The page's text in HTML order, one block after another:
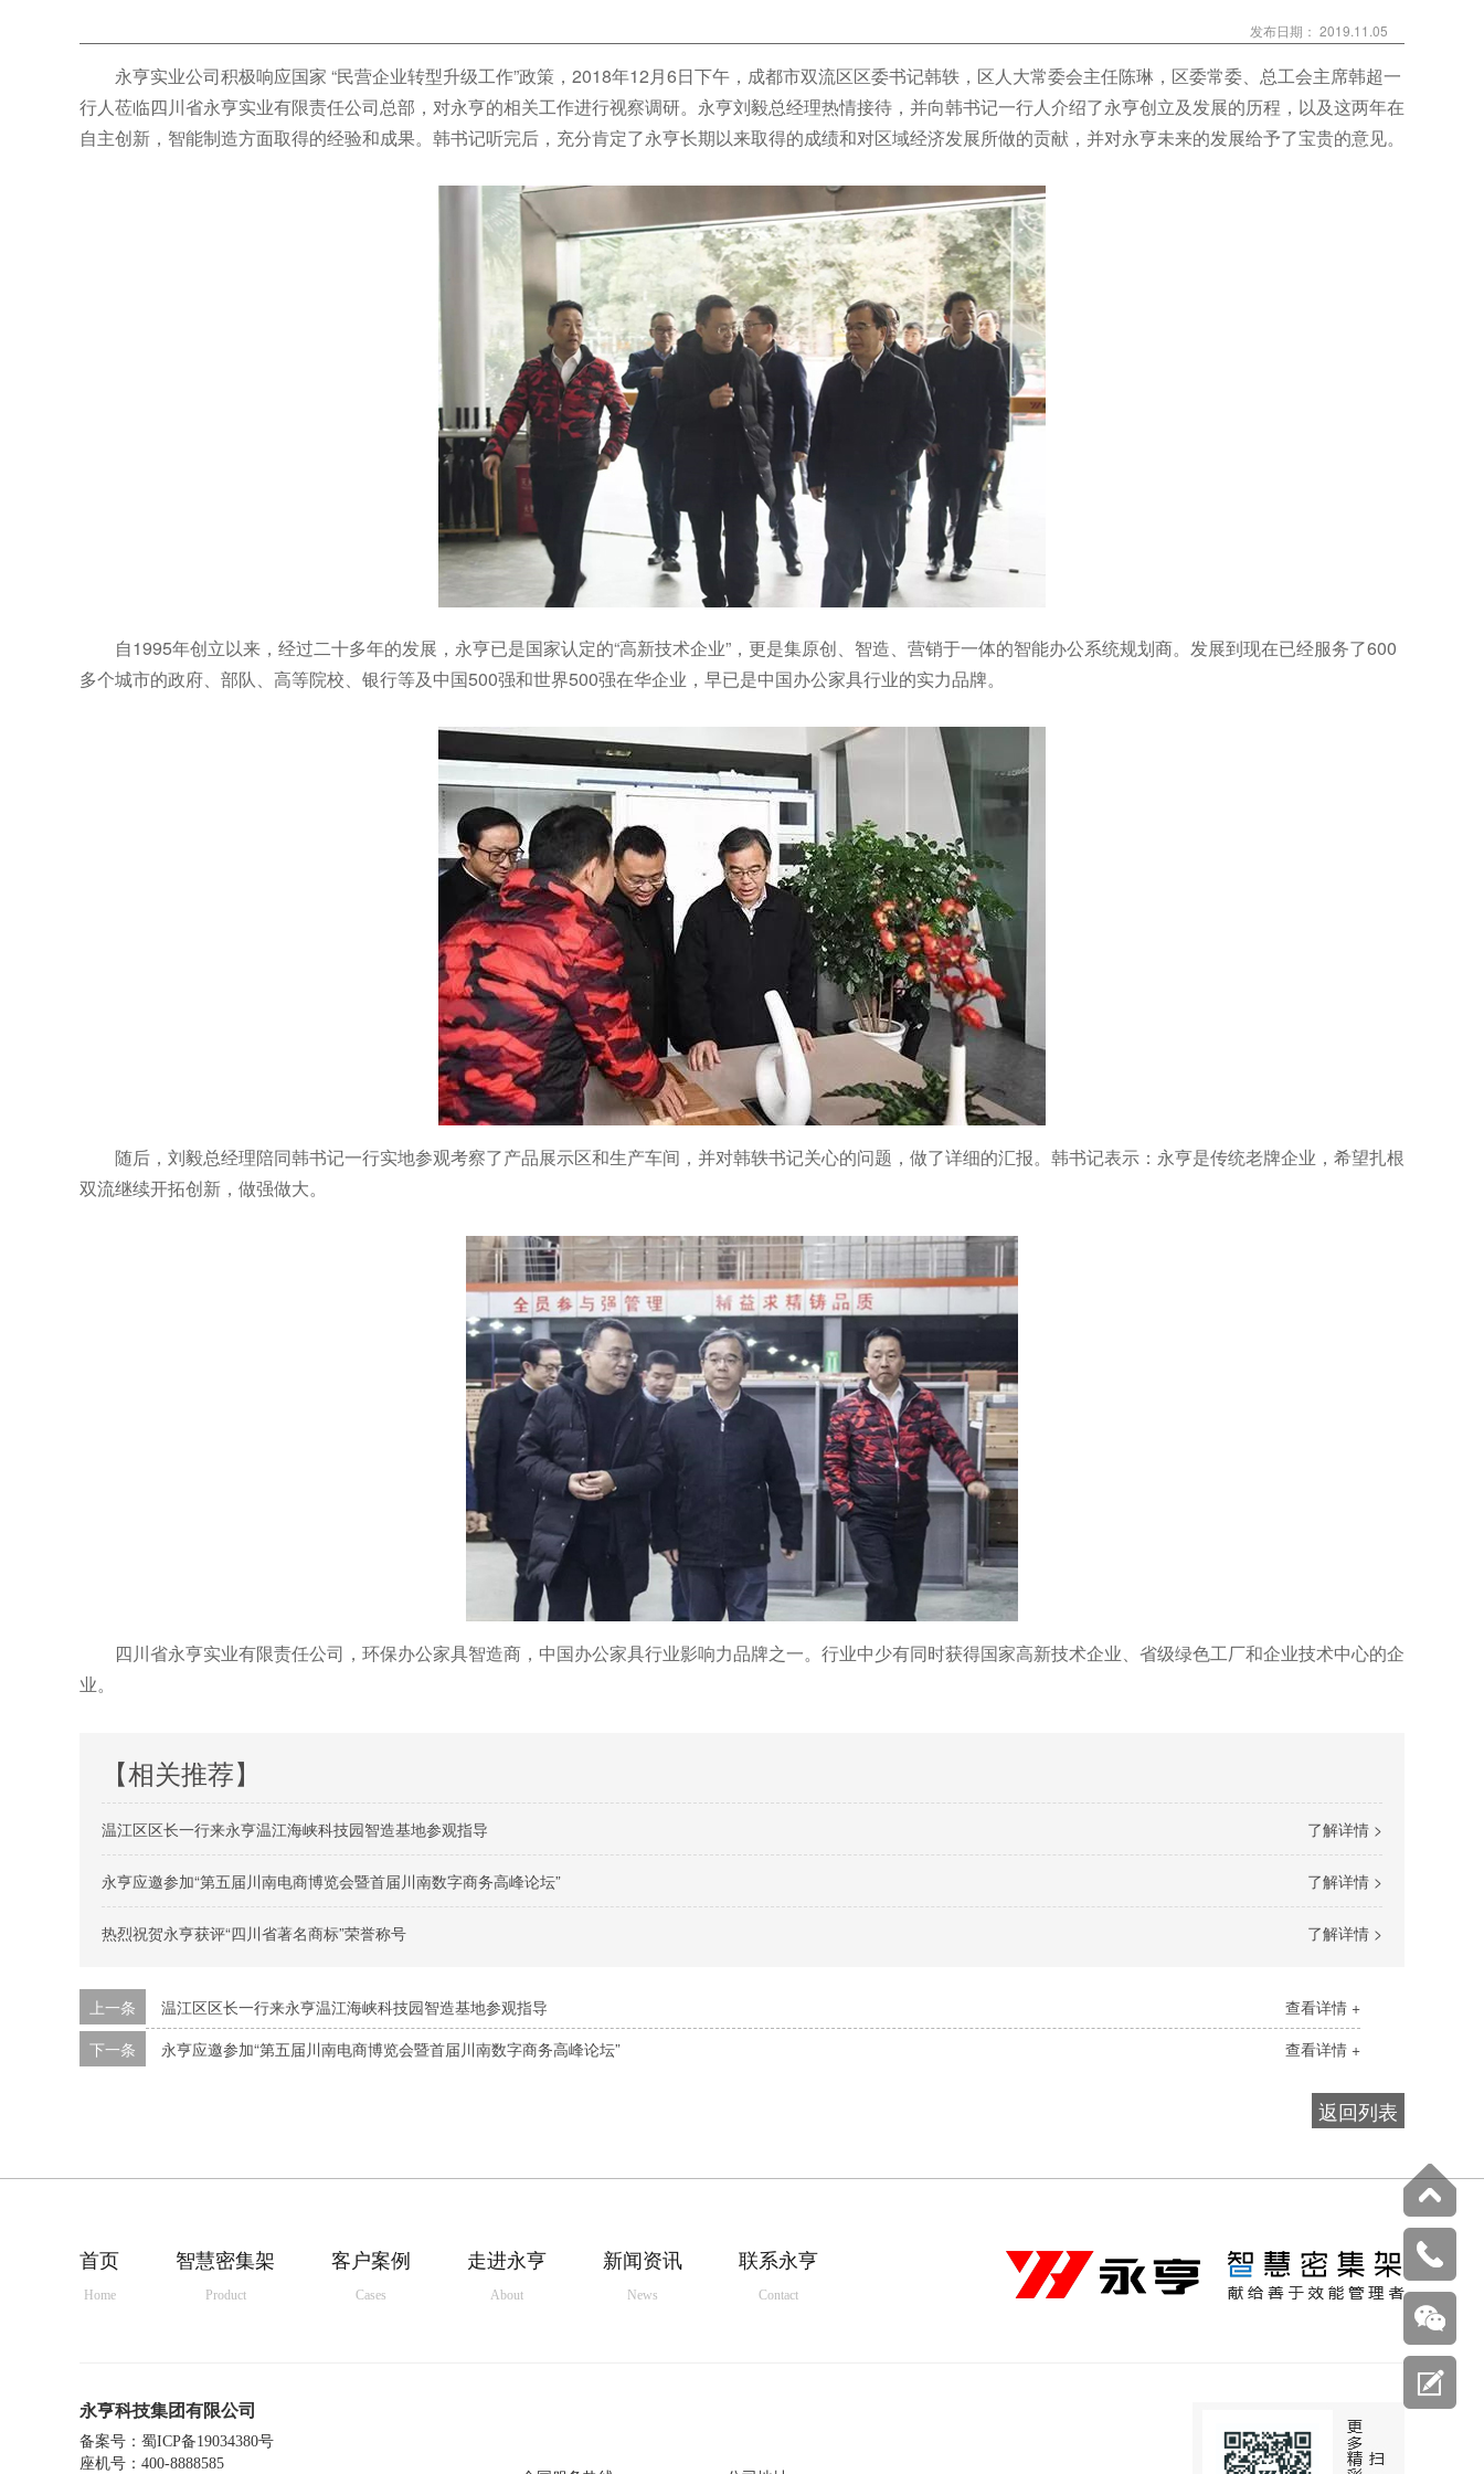
发布日期： 2019.11.05
永亨实业公司积极响应国家 “民营企业转型升级工作”政策，2018年12月6日下午，成都市双流区区委书记韩轶，区人大常委会主任陈琳，区委常委、总工会主席韩超一
行人莅临四川省永亨实业有限责任公司总部，对永亨的相关工作进行视察调研。永亨刘毅总经理热情接待，并向韩书记一行人介绍了永亨创立及发展的历程，以及这两年在
自主创新，智能制造方面取得的经验和成果。韩书记听完后，充分肯定了永亨长期以来取得的成绩和对区域经济发展所做的贡献，并对永亨未来的发展给予了宝贵的意见。
自1995年创立以来，经过二十多年的发展，永亨已是国家认定的“高新技术企业”，更是集原创、智造、营销于一体的智能办公系统规划商。发展到现在已经服务了600
多个城市的政府、部队、高等院校、银行等及中国500强和世界500强在华企业，早已是中国办公家具行业的实力品牌。
随后，刘毅总经理陪同韩书记一行实地参观考察了产品展示区和生产车间，并对韩轶书记关心的问题，做了详细的汇报。韩书记表示：永亨是传统老牌企业，希望扎根
双流继续开拓创新，做强做大。
四川省永亨实业有限责任公司，环保办公家具智造商，中国办公家具行业影响力品牌之一。行业中少有同时获得国家高新技术企业、省级绿色工厂和企业技术中心的企
业。
【相关推荐】
了解详情 >
温江区区长一行来永亨温江海峡科技园智造基地参观指导
了解详情 >
永亨应邀参加“第五届川南电商博览会暨首届川南数字商务高峰论坛”
了解详情 >
热烈祝贺永亨获评“四川省著名商标”荣誉称号
查看详情 +
上一条
温江区区长一行来永亨温江海峡科技园智造基地参观指导
查看详情 +
下一条 永亨应邀参加“第五届川南电商博览会暨首届川南数字商务高峰论坛”
返回列表
首页
Home
智慧密集架
Product
客户案例
Cases
走进永亨
About
新闻资讯
News
联系永亨
Contact
永亨科技集团有限公司
备案号： 蜀ICP备19034380号
座机号：400-8888585